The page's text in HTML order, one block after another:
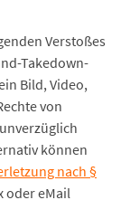
Verstoßes
Takedown-
Bild, Video,
von
können
nach §
oder eMail